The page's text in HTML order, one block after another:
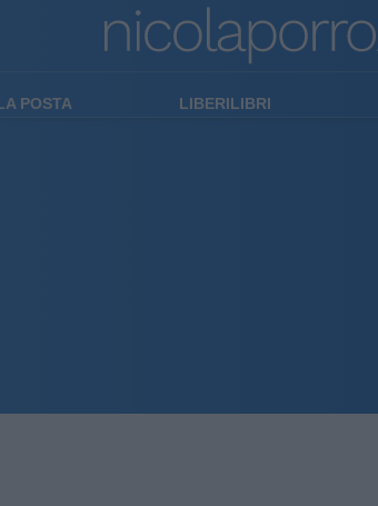
POSTA LIBERILIBRI